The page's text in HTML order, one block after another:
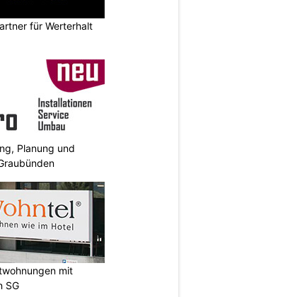
für Werterhalt
Planung und
mit
SG